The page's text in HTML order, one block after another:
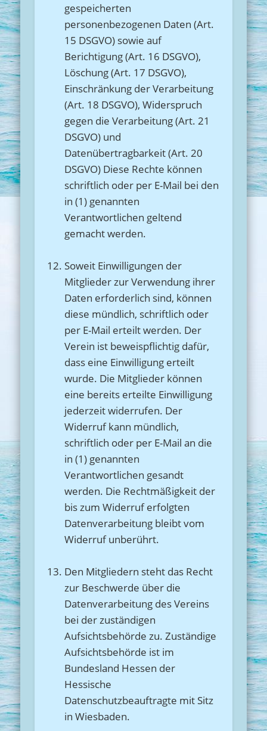
gespeicherten
personenbezogenen Daten (Art.
15 DSGVO) sowie auf
Berichtigung (Art. 16 DSGVO),
Löschung (Art. 17 DSGVO),
Einschränkung der Verarbeitung
(Art. 18 DSGVO), Widerspruch
gegen die Verarbeitung (Art. 21
DSGVO) und
Datenübertragbarkeit (Art. 20
DSGVO) Diese Rechte können
schriftlich oder per E-Mail bei den
in (1) genannten
Verantwortlichen geltend
gemacht werden.
Soweit Einwilligungen der
Mitglieder zur Verwendung ihrer
Daten erforderlich sind, können
diese mündlich, schriftlich oder
per E-Mail erteilt werden. Der
Verein ist beweispflichtig dafür,
dass eine Einwilligung erteilt
wurde. Die Mitglieder können
eine bereits erteilte Einwilligung
jederzeit widerrufen. Der
Widerruf kann mündlich,
schriftlich oder per E-Mail an die
in (1) genannten
Verantwortlichen gesandt
werden. Die Rechtmäßigkeit der
bis zum Widerruf erfolgten
Datenverarbeitung bleibt vom
Widerruf unberührt.
Den Mitgliedern steht das Recht
zur Beschwerde über die
Datenverarbeitung des Vereins
bei der zuständigen
Aufsichtsbehörde zu. Zuständige
Aufsichtsbehörde ist im
Bundesland Hessen der
Hessische
Datenschutzbeauftragte mit Sitz
in Wiesbaden.